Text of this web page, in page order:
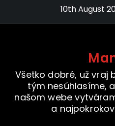
10th August
Všetko dobré, už vraj
tým nesúhlasíme,
našom webe
a